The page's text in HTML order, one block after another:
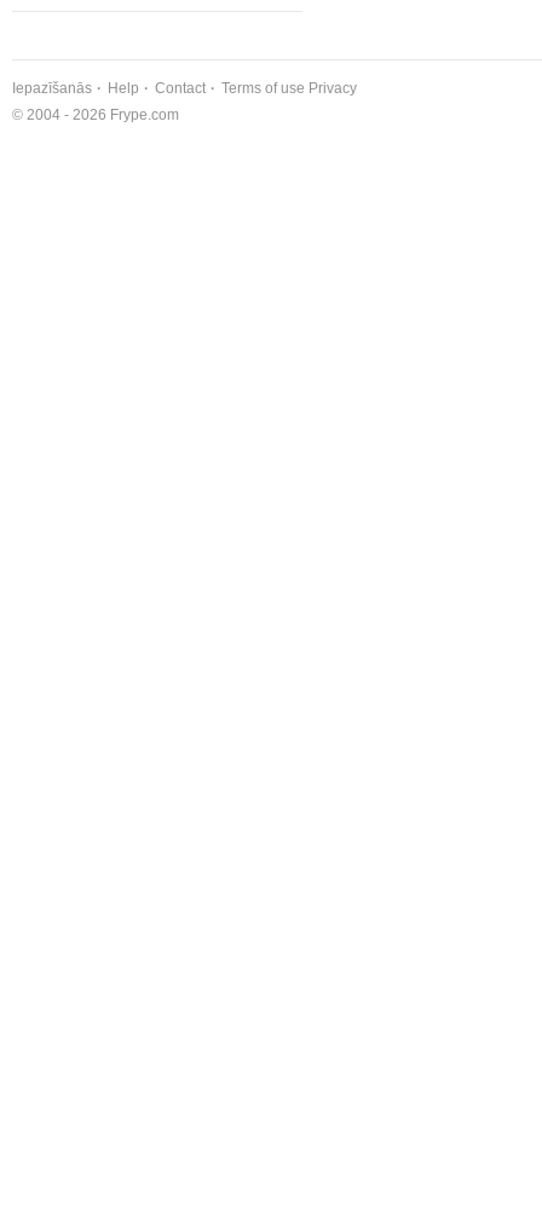
Iepazīšanās Help Contact Terms of use Privacy
© 2004 - 2026 Frype.com